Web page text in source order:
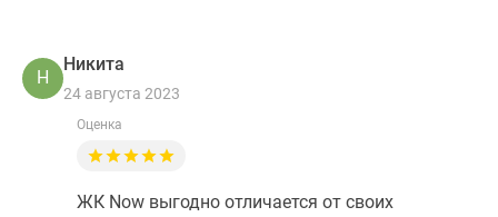
Н
Никита
24 августа 2023
Оценка
ЖК Now выгодно отличается от своих